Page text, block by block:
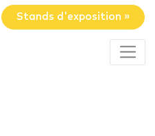
Stands d'exposition »